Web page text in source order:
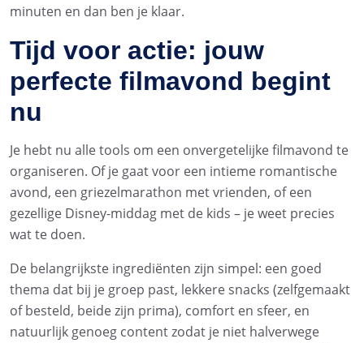
minuten en dan ben je klaar.
Tijd voor actie: jouw
perfecte filmavond begint
nu
Je hebt nu alle tools om een onvergetelijke filmavond te
organiseren. Of je gaat voor een intieme romantische
avond, een griezelmarathon met vrienden, of een
gezellige Disney-middag met de kids – je weet precies
wat te doen.
De belangrijkste ingrediënten zijn simpel: een goed
thema dat bij je groep past, lekkere snacks (zelfgemaakt
of besteld, beide zijn prima), comfort en sfeer, en
natuurlijk genoeg content zodat je niet halverwege